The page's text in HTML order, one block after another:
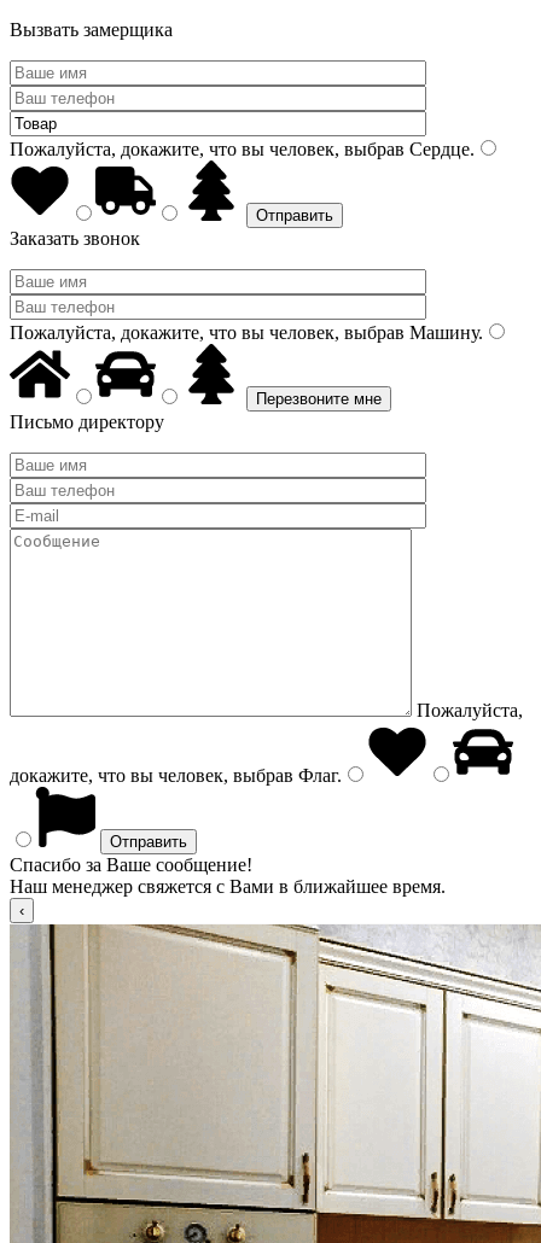
Вызвать замерщика
Пожалуйста, докажите, что вы человек, выбрав Сердце.
Заказать звонок
Пожалуйста, докажите, что вы человек, выбрав Машину.
Письмо директору
Пожалуйста,
докажите, что вы человек, выбрав Флаг.
Спасибо за Ваше сообщение!
Наш менеджер свяжется с Вами в ближайшее время.